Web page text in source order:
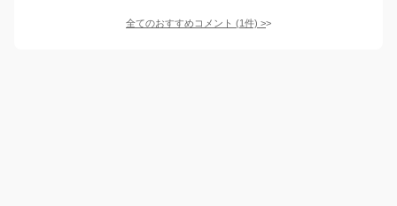
全てのおすすめコメント (1件) >